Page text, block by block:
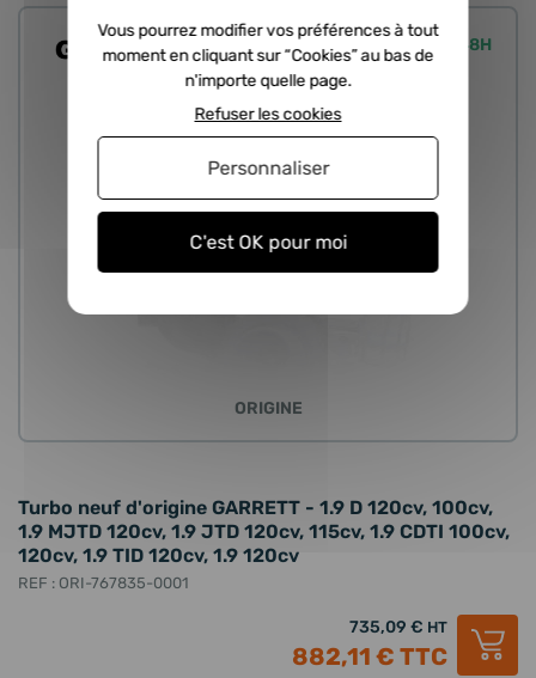
Expédié sous 24/48H
ORIGINE
Turbo neuf d'origine GARRETT - 1.9 D 120cv, 100cv,
1.9 MJTD 120cv, 1.9 JTD 120cv, 115cv, 1.9 CDTI 100cv,
120cv, 1.9 TID 120cv, 1.9 120cv
REF : ORI-767835-0001
735,09 € HT
882,11 € TTC
Vous pourrez modifier vos préférences à tout
moment en cliquant sur “Cookies” au bas de
n'importe quelle page.
C'est OK pour moi
Refuser les cookies
Personnaliser